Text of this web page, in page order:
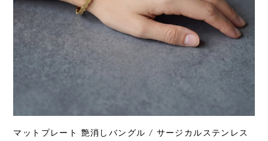
マットプレート 艶消しバングル / サージカルステンレス